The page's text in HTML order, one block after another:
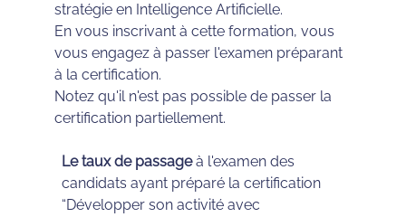
stratégie en Intelligence Artificielle.
En vous inscrivant à cette formation, vous
vous engagez à passer l'examen préparant
à la certification.
Notez qu'il n'est pas possible de passer la
certification partiellement.
Le taux de passageà l'examen des
candidats ayant préparé la certification
“Développer son activité avec